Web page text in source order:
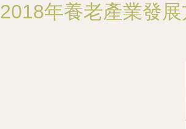
2018年養老產業發